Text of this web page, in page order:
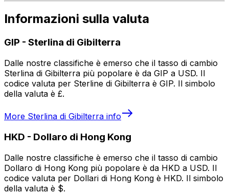
Informazioni sulla valuta
GIP - Sterlina di Gibilterra
Dalle nostre classifiche è emerso che il tasso di cambio
Sterlina di Gibilterra più popolare è da GIP a USD. Il
codice valuta per Sterline di Gibilterra è GIP. Il simbolo
della valuta è £.
More Sterlina di Gibilterra info
HKD - Dollaro di Hong Kong
Dalle nostre classifiche è emerso che il tasso di cambio
Dollaro di Hong Kong più popolare è da HKD a USD. Il
codice valuta per Dollari di Hong Kong è HKD. Il simbolo
della valuta è $.